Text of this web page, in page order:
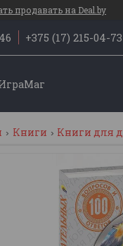
продавать на Deal.by
+375 (17) 215-04-73
Книги Книги для